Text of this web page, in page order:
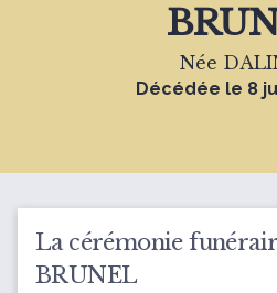
Née
Décédée le 8
La cérémonie
BRUNEL